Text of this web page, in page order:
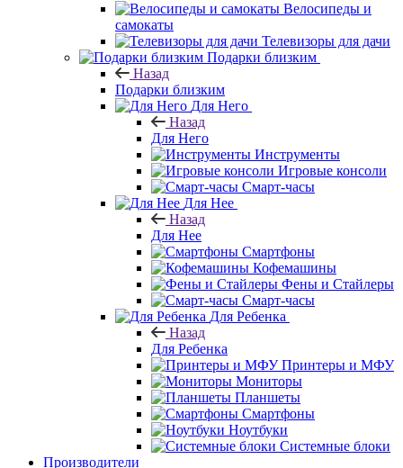
Велосипеды и
самокаты
Телевизоры для дачи
Подарки близким
Назад
Подарки близким
Для Него
Назад
Для Него
Инструменты
Игровые консоли
Смарт-часы
Для Нее
Назад
Для Нее
Смартфоны
Кофемашины
Фены и Стайлеры
Смарт-часы
Для Ребенка
Назад
Для Ребенка
Принтеры и МФУ
Мониторы
Планшеты
Смартфоны
Ноутбуки
Системные блоки
Производители